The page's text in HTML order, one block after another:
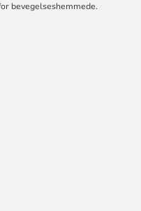
bevegelseshemmede.